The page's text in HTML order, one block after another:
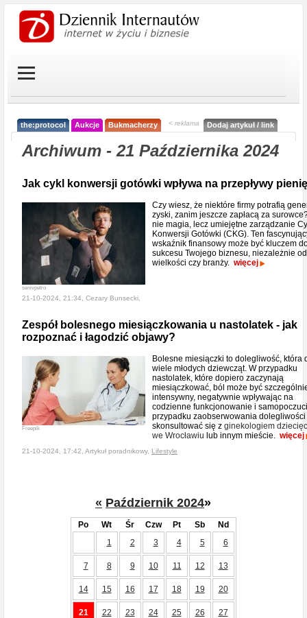
the:protocol Aukcje Bukmacherzy < reklama Dodaj artykuł / link
Archiwum - 21 Października 2024
Jak cykl konwersji gotówki wpływa na przepływy
senivpetro
Czy wiesz, że niektóre firmy potrafią
zyski, zanim jeszcze zapłacą za
nie magia, lecz umiejętne zarządzanie
Konwersji Gotówki (CKG). Ten
wskaźnik finansowy może być kluczem
sukcesu Twojego biznesu, niezależnie
wielkości czy branży. więcej
21-10-2024, 21:34, Cezary Bunsecki,
Zespół bolesnego miesiączkowania u nastolatek - jak
rozpoznać i łagodzić objawy?
Freepik
Bolesne miesiączki to dolegliwość, która
wiele młodych dziewcząt. W przypadku
nastolatek, które dopiero zaczynają
miesiączkować, ból może być
intensywny, negatywnie wpływając na
codzienne funkcjonowanie i
przypadku zaobserwowania dolegliwości
skonsultować się z ginekologiem
we Wrocławiu lub innym mieście. więcej
21-10-2024, 17:42, Artykuł poradnikowy, Lifestyle
« Październik 2024»
Po Wt Śr Czw Pt Sb
Nd
1
2 3 4 5 6
7 8 9 10 11 12 13
14 15 16 17 18 19 20
21 22 23 24 25 26 27